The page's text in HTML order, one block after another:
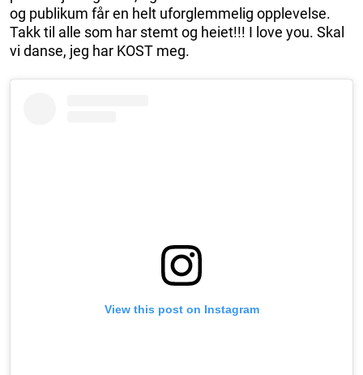
og publikum får en helt uforglemmelig opplevelse.
Takk til alle som har stemt og heiet!!! I love you. Skal
vi danse, jeg har KOST meg.
View this post on Instagram